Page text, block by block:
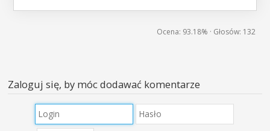
Ocena: 93.18% · Głosów: 132
Zaloguj się, by móc dodawać komentarze